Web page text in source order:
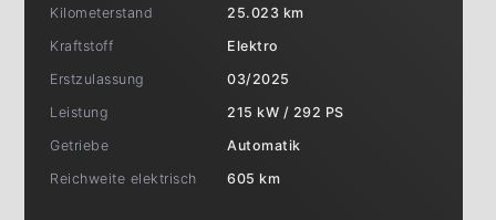
Kilometerstand
25.023 km
Kraftstoff
Elektro
Erstzulassung
03/2025
Leistung
215 kW / 292 PS
Getriebe
Automatik
Reichweite elektrisch
605 km